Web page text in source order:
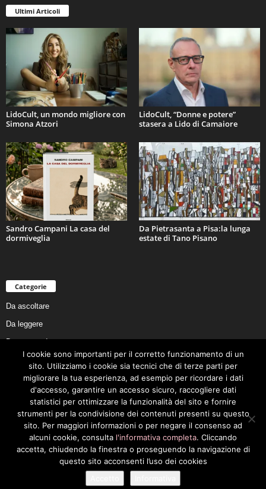
Ultimi Articoli
LidoCult, un mondo migliore con
Simona Atzori
LidoCult, “Donne e potere”
stasera a Lido di Camaiore
Sandro Campani La casa del
dormiveglia
Da Pietrasanta a Pisa:la lunga
estate di Tano Pisano
Categorie
Da ascoltare
Da leggere
Da non perdere
Da conoscere
Da preservare
Da vivere
Cookie Policy
Privacy Policy
Cookie Policy
© 2026
I cookie sono importanti per il corretto funzionamento di un
sito. Utilizziamo i cookie sia tecnici che di terze parti per
migliorare la tua esperienza, ad esempio per ricordare i dati
d'accesso, garantire un accesso sicuro, raccogliere dati
statistici per ottimizzare la funzionalità del sito e fornire
strumenti per la condivisione dei contenuti presenti su questo
sito. Per maggiori informazioni o per negare il consenso ad
alcuni cookie, consulta l'informativa completa. Cliccando
accetta, chiudendo la finestra o proseguendo la navigazione di
questo sito acconsenti l’uso dei cookies